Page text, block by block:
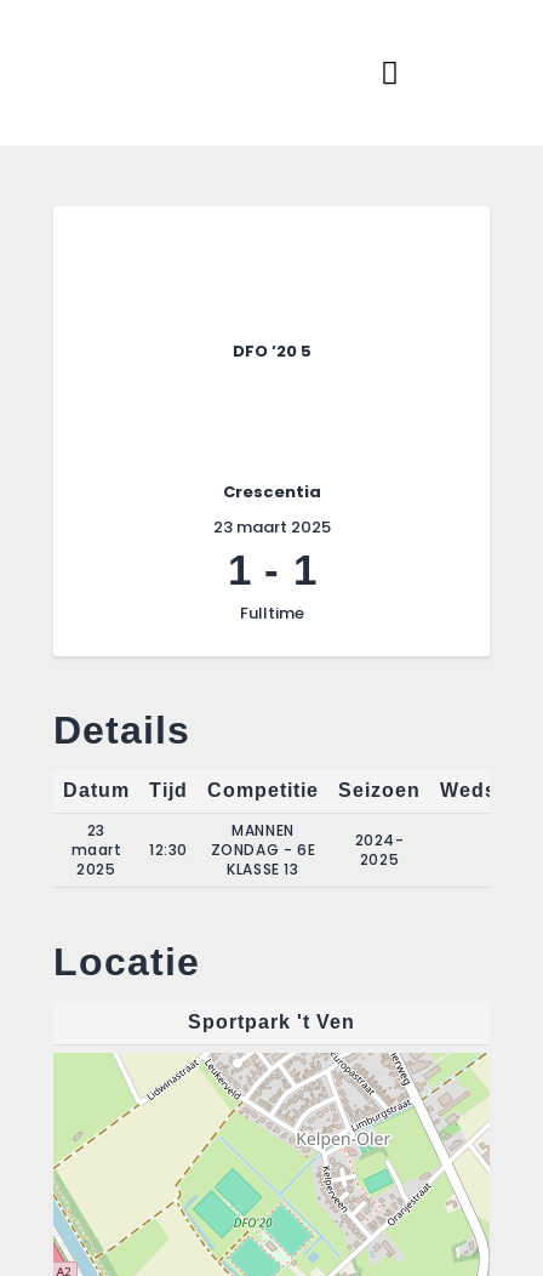
DFO ’20 5
Crescentia
23 maart 2025
1- 1
Fulltime
Details
Datum Tijd Competitie Seizoen
23
maart
2025
12:30
MANNEN
ZONDAG - 6E
KLASSE 13
2024-
2025
Locatie
Sportpark 't Ven